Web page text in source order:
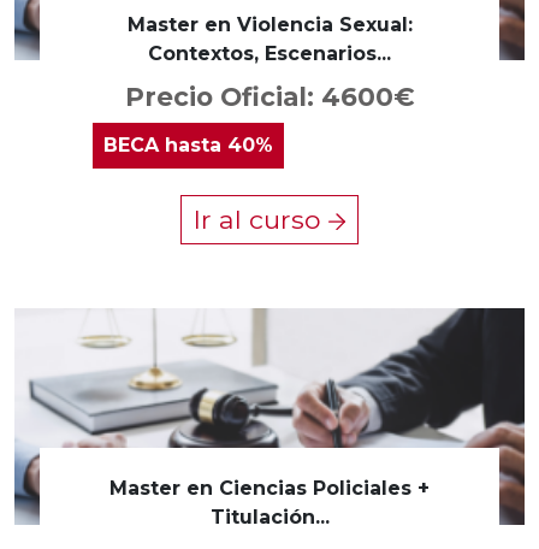
Master en Violencia Sexual:
Contextos, Escenarios...
Precio Oficial: 4600€
BECA hasta 40%
Ir al curso
Master en Ciencias Policiales +
Titulación...